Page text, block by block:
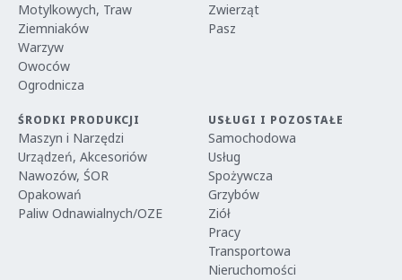
Motylkowych, Traw
Ziemniaków
Warzyw
Owoców
Ogrodnicza
Zwierząt
Pasz
ŚRODKI PRODUKCJI
Maszyn i Narzędzi
Urządzeń, Akcesoriów
Nawozów, ŚOR
Opakowań
Paliw Odnawialnych/OZE
USŁUGI I POZOSTAŁE
Samochodowa
Usług
Spożywcza
Grzybów
Ziół
Pracy
Transportowa
Nieruchomości